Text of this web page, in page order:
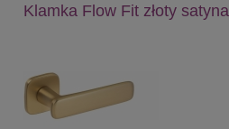
Klamka Flow Fit złoty satyna